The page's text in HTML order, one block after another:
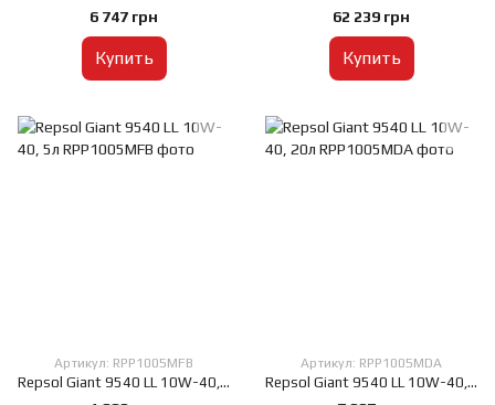
6 747 грн
Купить
62 239 грн
Купить
Артикул: RPP1005MFB
Repsol Giant 9540 LL 10W-40, 5л
Артикул: RPP1005MDA
Repsol Giant 9540 LL 10W-40, 20л